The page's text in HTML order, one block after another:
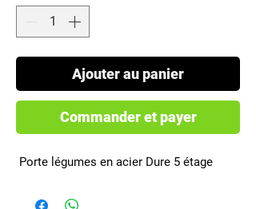
Ajouter au panier
Commander et payer
Porte légumes en acier Dure 5 étage